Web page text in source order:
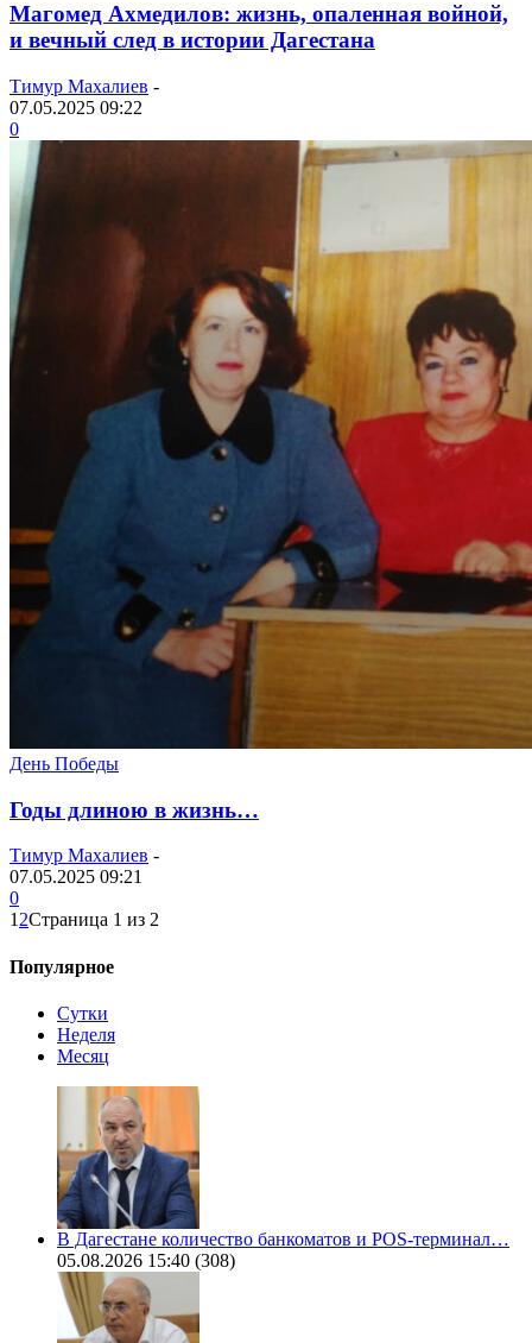
Магомед Ахмедилов: жизнь, опаленная войной,
и вечный след в истории Дагестана
Тимур Махалиев -
07.05.2025 09:22
0
День Победы
Годы длиною в жизнь…
Тимур Махалиев -
07.05.2025 09:21
0
1 2Страница 1 из 2
Популярное
Сутки
Неделя
Месяц
В Дагестане количество банкоматов и POS-терминал…
05.08.2026 15:40 (308)